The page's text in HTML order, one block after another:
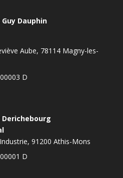
Dauphin
Aube, 78114 Magny-les-
D
Derichebourg
91200 Athis-Mons
D